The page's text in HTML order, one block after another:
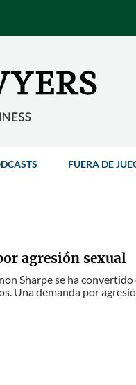
FUERA DE
agresión sexual
Sharpe se ha
Una demanda por